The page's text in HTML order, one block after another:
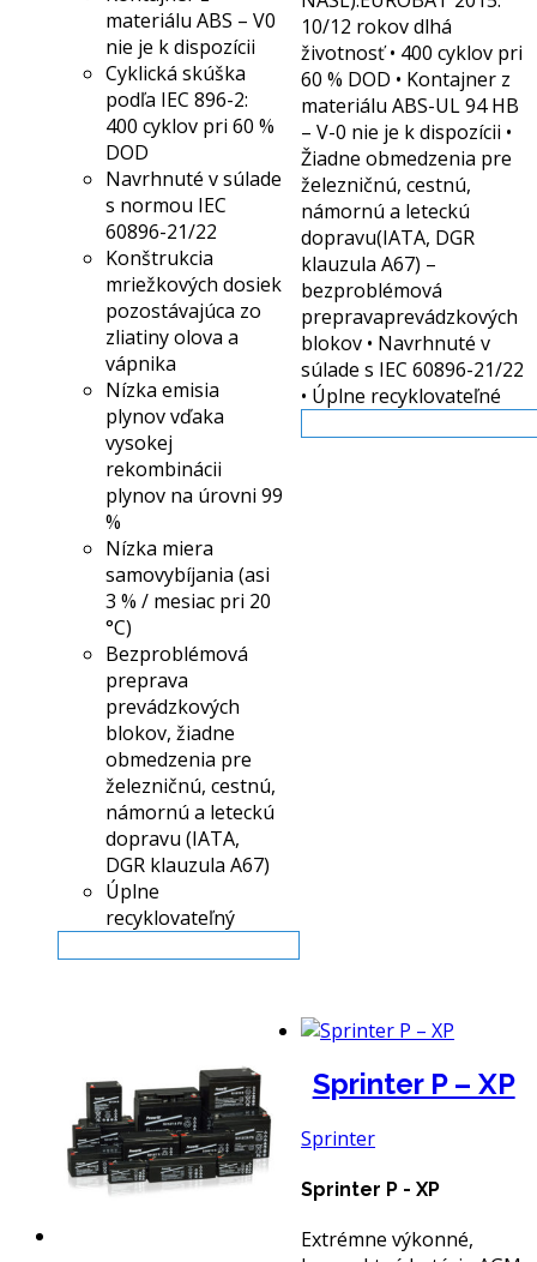
materiálu ABS – V0
nie je k dispozícii
Cyklická skúška
podľa IEC 896-2:
400 cyklov pri 60 %
DOD
Navrhnuté v súlade
s normou IEC
60896-21/22
Konštrukcia
mriežkových dosiek
pozostávajúca zo
zliatiny olova a
vápnika
Nízka emisia
plynov vďaka
vysokej
rekombinácii
plynov na úrovni 99
%
Nízka miera
samovybíjania (asi
3 % / mesiac pri 20
°C)
Bezproblémová
preprava
prevádzkových
blokov, žiadne
obmedzenia pre
železničnú, cestnú,
námornú a leteckú
dopravu (IATA,
DGR klauzula A67)
Úplne
recyklovateľný
10/12 rokov dlhá
životnosť • 400 cyklov pri
60 % DOD • Kontajner z
materiálu ABS-UL 94 HB
– V-0 nie je k dispozícii •
Žiadne obmedzenia pre
železničnú, cestnú,
námornú a leteckú
dopravu(IATA, DGR
klauzula A67) –
bezproblémová
prepravaprevádzkových
blokov • Navrhnuté v
súlade s IEC 60896-21/22
• Úplne recyklovateľné
Sprinter P – XP
Sprinter
Sprinter P - XP
Extrémne výkonné,